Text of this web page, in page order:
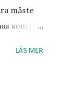
måste
som jag
LÄS MER